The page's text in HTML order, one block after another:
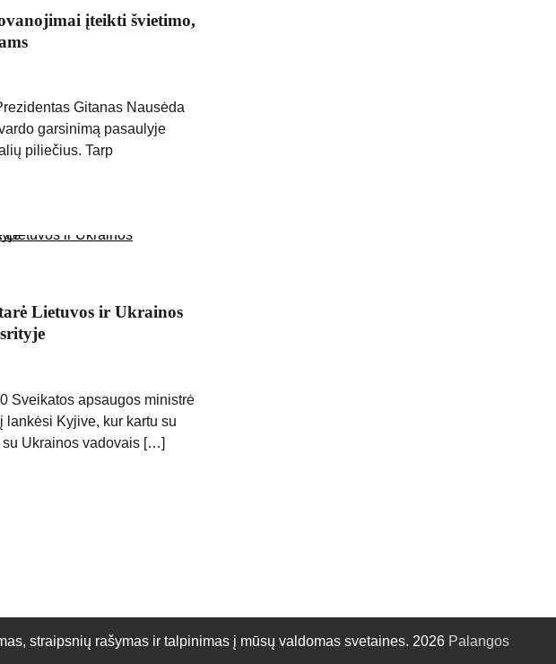
įteikti švietimo,
Gitanas Nausėda
garsinimą pasaulyje
piliečius. Tarp
Lietuvos ir Ukrainos
Sveikatos apsaugos ministrė
lankėsi Kyjive, kur kartu su
Ukrainos vadovais […]
straipsnių rašymas ir talpinimas į mūsų valdomas svetaines. 2026 Palangos